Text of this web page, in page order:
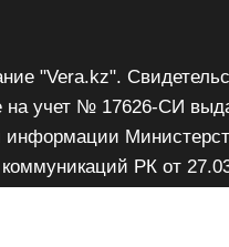
"Vera.kz".
на учет № 17626-СИ
информации
РК от